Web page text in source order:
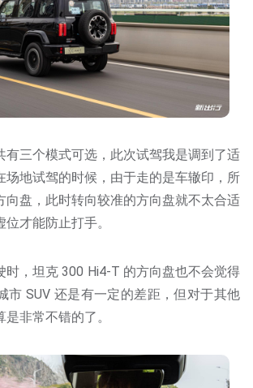
有三个模式可选，此次试驾我是调到了适
场地试驾的时候，由于走的是车辙印，所
向盘，此时转向较准的方向盘就不太合适
才能防止打手。
时，坦克 300 Hi4-T 的方向盘也不会觉得
市 SUV 还是有一定的差距，但对于其他
非常不错的了。